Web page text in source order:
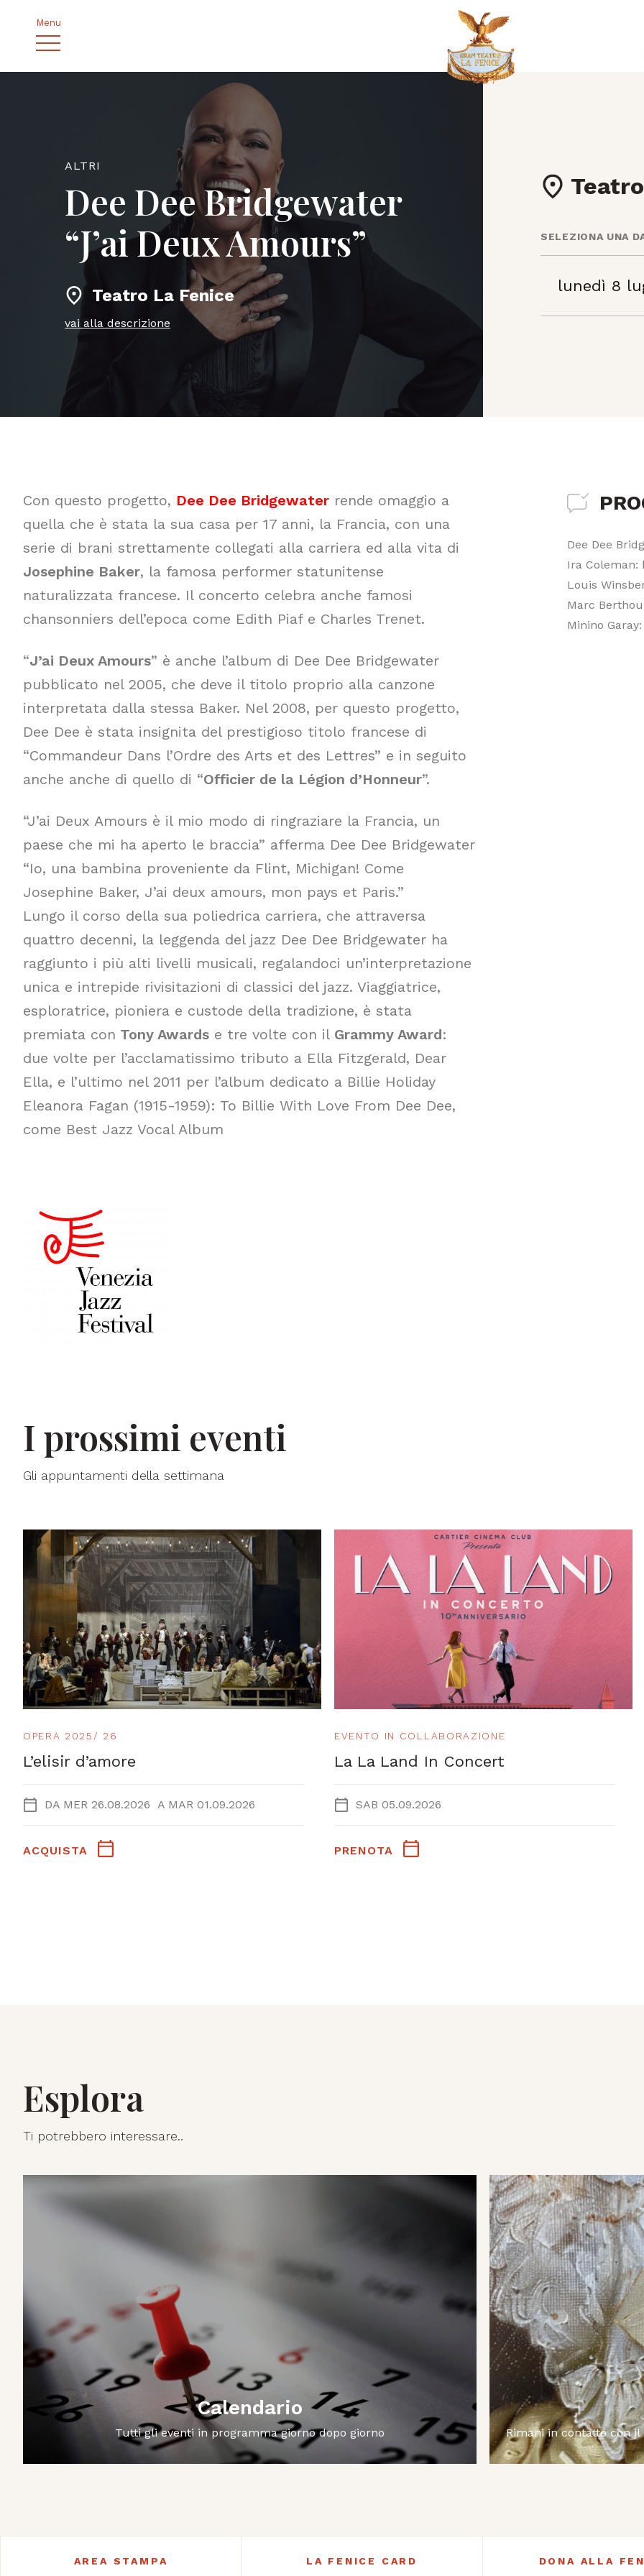
Menu
ALTRI
Dee Dee Bridgewater
“J’ai Deux Amours”
Teatro La Fenice
vai alla descrizione
SELEZIONA UNA
lunedì 8
Con questo progetto, Dee Dee Bridgewater rende omaggio a
quella che è stata la sua casa per 17 anni, la Francia, con una
serie di brani strettamente collegati alla carriera ed alla vita di
Josephine Baker, la famosa performer statunitense
naturalizzata francese. Il concerto celebra anche famosi
chansonniers dell’epoca come Edith Piaf e Charles Trenet.
“J’ai Deux Amours” è anche l’album di Dee Dee Bridgewater
pubblicato nel 2005, che deve il titolo proprio alla canzone
interpretata dalla stessa Baker. Nel 2008, per questo progetto,
Dee Dee è stata insignita del prestigioso titolo francese di
“Commandeur Dans l’Ordre des Arts et des Lettres” e in seguito
anche anche di quello di “Officier de la Légion d’Honneur”.
“J’ai Deux Amours è il mio modo di ringraziare la Francia, un
paese che mi ha aperto le braccia” afferma Dee Dee Bridgewater
“Io, una bambina proveniente da Flint, Michigan! Come
Josephine Baker, J’ai deux amours, mon pays et Paris.”
Lungo il corso della sua poliedrica carriera, che attraversa
quattro decenni, la leggenda del jazz Dee Dee Bridgewater ha
raggiunto i più alti livelli musicali, regalandoci un’interpretazione
unica e intrepide rivisitazioni di classici del jazz. Viaggiatrice,
esploratrice, pioniera e custode della tradizione, è stata
premiata con Tony Awards e tre volte con il Grammy Award:
due volte per l’acclamatissimo tributo a Ella Fitzgerald, Dear
Ella, e l’ultimo nel 2011 per l’album dedicato a Billie Holiday
Eleanora Fagan (1915-1959): To Billie With Love From Dee Dee,
come Best Jazz Vocal Album
Dee Dee
Ira Coleman:
Louis
Marc
Minino
I prossimi eventi
Gli appuntamenti della settimana
OPERA 2025/ 26
L’elisir d’amore
DA MER 26.08.2026 A MAR 01.09.2026
ACQUISTA
EVENTO IN COLLABORAZIONE
La La Land In Concert
SAB 05.09.2026
PRENOTA
Esplora
Ti potrebbero interessare..
Calendario
Tutti gli eventi in programma giorno dopo giorno Rimani in contatto con
AREA STAMPA LA FENICE CARD DONA ALLA